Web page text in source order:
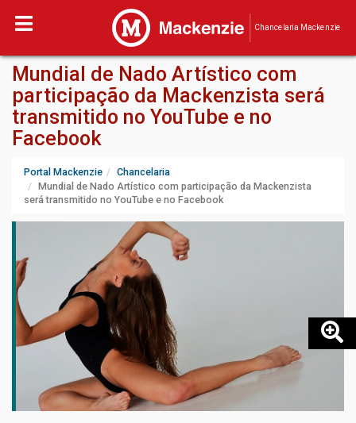
Chancelaria Mackenzie
Mundial de Nado Artístico com
participação da Mackenzista será
transmitido no YouTube e no
Facebook
Portal Mackenzie
Chancelaria
Mundial de Nado Artístico com participação da Mackenzista
será transmitido no YouTube e no Facebook